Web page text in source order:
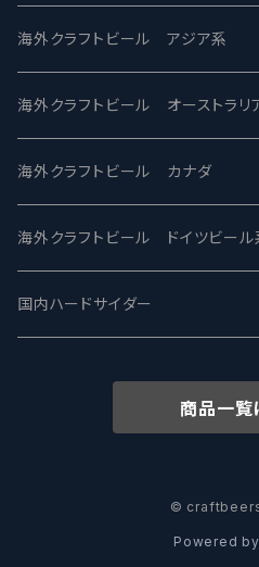
2nd Story Ale Works -セカンドス
ビアへるん - Beer Hearn
忽布古丹醸造 - HOP KOTAN
ワイマーケットブルーイング
志賀高原ビール - SIGAKOGEN
箕面ビール - MINOH BEER
サンクトガーレン - Sankt Gallen
Maui マウイ
Toppling Goliath トップリンゴラ
Fair State フェアステイト
Lagunitas ラグニタス
FirestoneWalker ファイアストー
Mikkeller ミッケラー
Hop Nation ホップネーション
UnBarred -アンバード
SAIREN /サイレン
ワイルドチャイルド - Wilde Child
BrewDog Brewery - ブリュードッ
The Flying Inn / ザ フライイング
Lambiek Fabriek - ファブリーク
海外クラフトビール アジア系
gweilo-鬼佬 グウァイロ
Heart Of Darkness - ハートオブ
Carbon brews -カーボン
TAIHU - タイフー
Behemoth - ベヒーモス
海外クラフトビール オーストラリ
ROCKY RIDGE - ロッキーリッジ
BODRIGGY BREWING ボッド
CO-CONSPIRATORS コ・コンス
Deep Creek Brewing Co.
8 Wired エイトワイアード
海外クラフトビール カナダ
Jackie O's ジャッキーオーズ
Westbrook ウェストブルック
Strathcona ストラスコナ
ODIN BREWING オディン
海外クラフトビール ドイツビール
Karmeliten カーメリテン
Früh フリュー
国内ハードサイダー
商品一覧
©
Powered by